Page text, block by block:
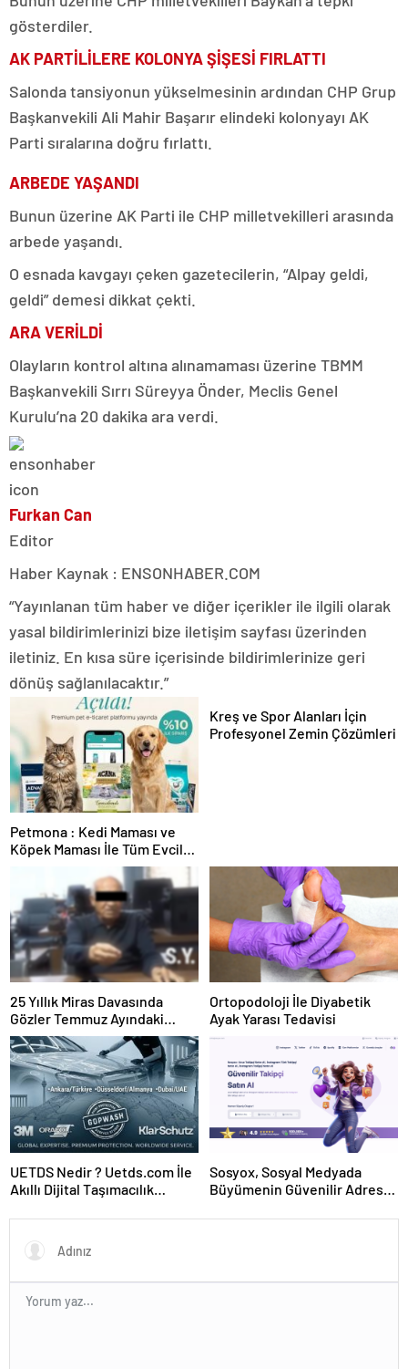
gösterdiler.
AK PARTİLİLERE KOLONYA ŞİŞESİ FIRLATTI
Salonda tansiyonun yükselmesinin ardından CHP Grup
Başkanvekili Ali Mahir Başarır elindeki kolonyayı AK
Parti sıralarına doğru fırlattı.
ARBEDE YAŞANDI
Bunun üzerine AK Parti ile CHP milletvekilleri arasında
arbede yaşandı.
O esnada kavgayı çeken gazetecilerin, “Alpay geldi,
geldi” demesi dikkat çekti.
ARA VERİLDİ
Olayların kontrol altına alınamaması üzerine TBMM
Başkanvekili Sırrı Süreyya Önder, Meclis Genel
Kurulu’na 20 dakika ara verdi.
Furkan Can
Editor
Haber Kaynak : ENSONHABER.COM
“Yayınlanan tüm haber ve diğer içerikler ile ilgili olarak
yasal bildirimlerinizi bize iletişim sayfası üzerinden
iletiniz. En kısa süre içerisinde bildirimlerinize geri
dönüş sağlanılacaktır.”
Petmona : Kedi Maması ve
Köpek Maması İle Tüm Evcil
Kreş ve Spor Alanları İçin
Profesyonel Zemin Çözümleri
25 Yıllık Miras Davasında
Gözler Temmuz Ayındaki
Karar Duruşmasına Çevrildi
Ortopodoloji İle Diyabetik
Ayak Yarası Tedavisi
UETDS Nedir ? Uetds.com İle
Akıllı Dijital Taşımacılık
Sosyox, Sosyal Medyada
Büyümenin Güvenilir Adresi